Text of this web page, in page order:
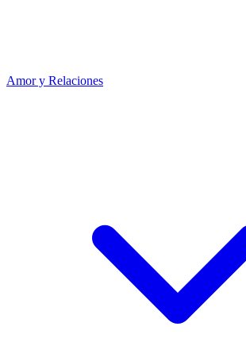
Amor y Relaciones